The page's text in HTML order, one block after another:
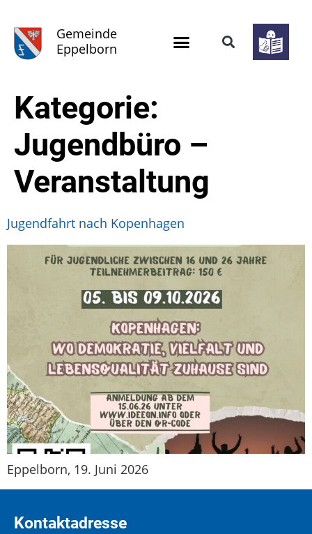
Gemeinde
Eppelborn
Kategorie:
Jugendbüro –
Veranstaltung
Jugendfahrt nach Kopenhagen
Eppelborn, 19. Juni 2026
Kontaktadresse